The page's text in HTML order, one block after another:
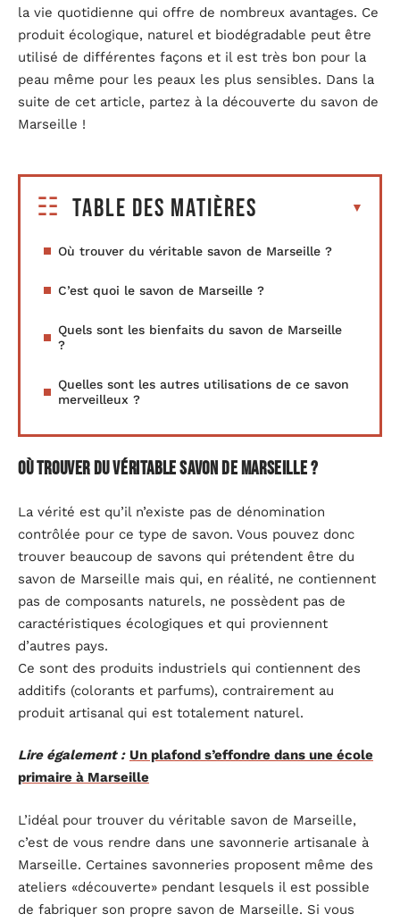
la vie quotidienne qui offre de nombreux avantages. Ce
produit écologique, naturel et biodégradable peut être
utilisé de différentes façons et il est très bon pour la
peau même pour les peaux les plus sensibles. Dans la
suite de cet article, partez à la découverte du savon de
Marseille !
Table des matières
Où trouver du véritable savon de Marseille ?
C’est quoi le savon de Marseille ?
Quels sont les bienfaits du savon de Marseille
?
Quelles sont les autres utilisations de ce savon
merveilleux ?
Où trouver du véritable savon de Marseille ?
La vérité est qu’il n’existe pas de dénomination
contrôlée pour ce type de savon. Vous pouvez donc
trouver beaucoup de savons qui prétendent être du
savon de Marseille mais qui, en réalité, ne contiennent
pas de composants naturels, ne possèdent pas de
caractéristiques écologiques et qui proviennent
d’autres pays.
Ce sont des produits industriels qui contiennent des
additifs (colorants et parfums), contrairement au
produit artisanal qui est totalement naturel.
Lire également : Un plafond s’effondre dans une école
primaire à Marseille
L’idéal pour trouver du véritable savon de Marseille,
c’est de vous rendre dans une savonnerie artisanale à
Marseille. Certaines savonneries proposent même des
ateliers «découverte» pendant lesquels il est possible
de fabriquer son propre savon de Marseille. Si vous